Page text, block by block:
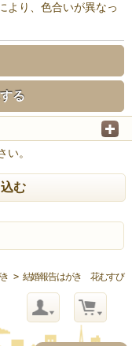
より、色合いが異なっ
る
い。
む
> 結婚報告はがき 花むすび